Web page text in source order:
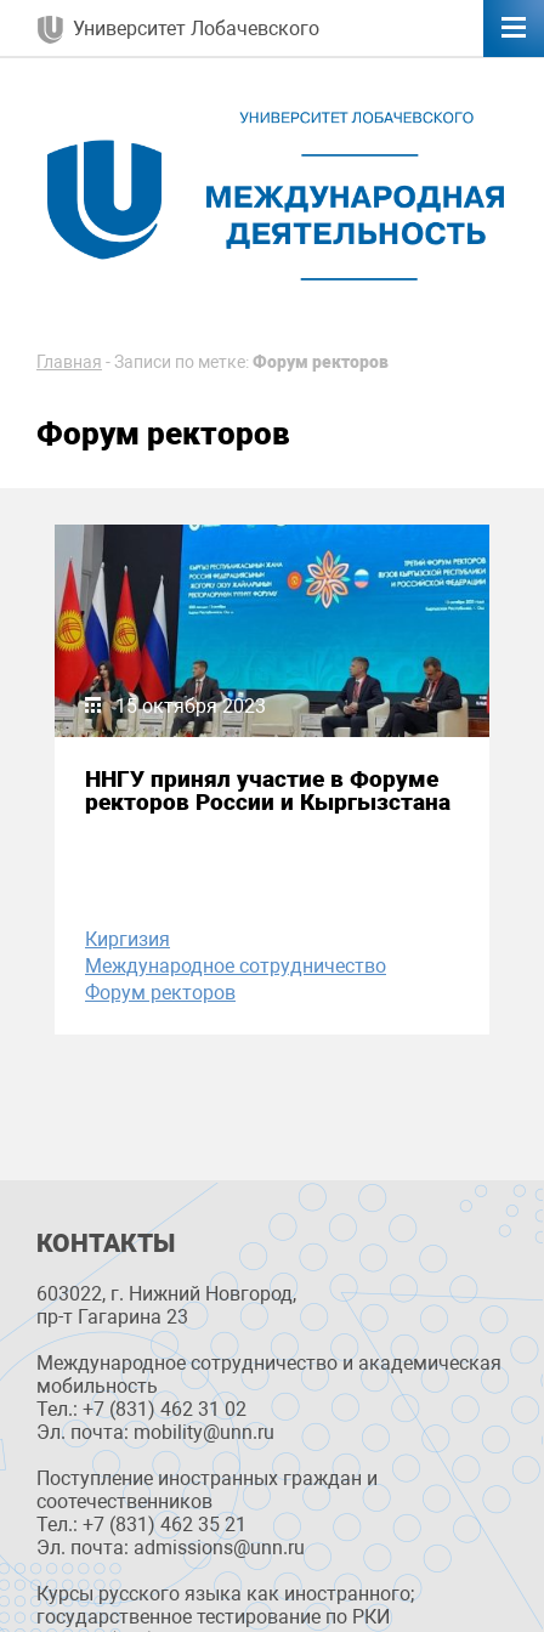
Университет Лобачевского
Главная -Записи по метке: Форум ректоров
Форум ректоров
15 октября 2023
ННГУ принял участие в Форуме
ректоров России и Кыргызстана
Киргизия
Международное сотрудничество
Форум ректоров
КОНТАКТЫ
603022, г. Нижний Новгород,
пр-т Гагарина 23
Международное сотрудничество и академическая
мобильность
Тел.: +7 (831) 462 31 02
Эл. почта: mobility@unn.ru
Поступление иностранных граждан и
соотечественников
Тел.: +7 (831) 462 35 21
Эл. почта: admissions@unn.ru
Курсы русского языка как иностранного;
государственное тестирование по РКИ